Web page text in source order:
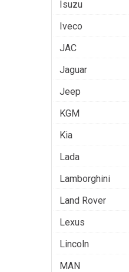
Isuzu
Iveco
JAC
Jaguar
Jeep
KGM
Kia
Lada
Lamborghini
Land Rover
Lexus
Lincoln
MAN